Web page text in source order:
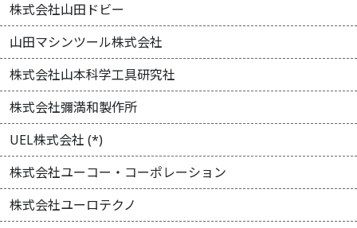
株式会社山田ドビー
山田マシンツール株式会社
株式会社山本科学工具研究社
株式会社彌満和製作所
UEL株式会社 (*)
株式会社ユーコー・コーポレーション
株式会社ユーロテクノ